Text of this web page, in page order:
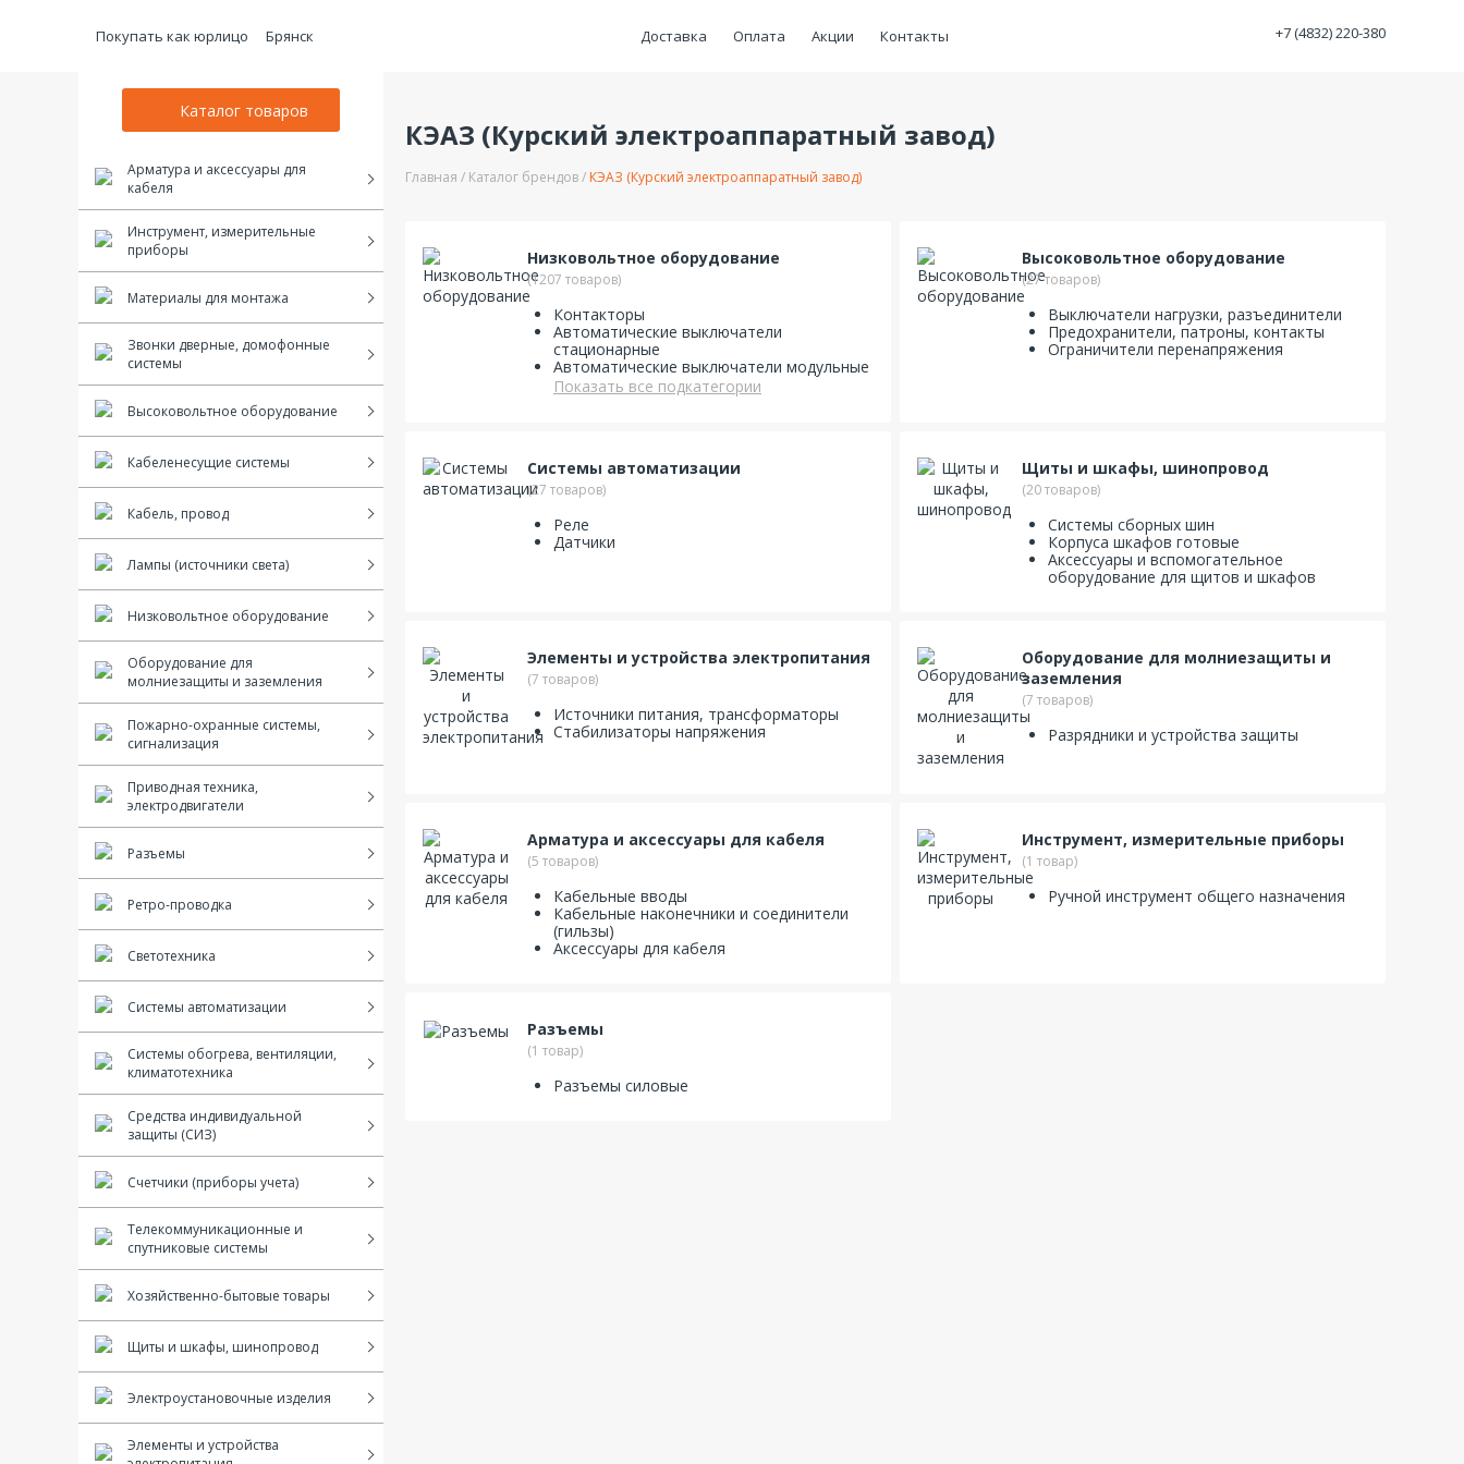
Покупать как юрлицо Брянск Доставка Оплата Акции Контакты +7 (4832) 220-380
Каталог товаров
Арматура и аксессуары для
кабеля
Инструмент, измерительные
приборы
Материалы для монтажа
Звонки дверные, домофонные
системы
Высоковольтное оборудование
Кабеленесущие системы
Кабель, провод
Лампы (источники света)
Низковольтное оборудование
Оборудование для
молниезащиты и заземления
Пожарно-охранные системы,
сигнализация
Приводная техника,
электродвигатели
Разъемы
Ретро-проводка
Светотехника
Системы автоматизации
Системы обогрева, вентиляции,
климатотехника
Средства индивидуальной
защиты (СИЗ)
Счетчики (приборы учета)
Телекоммуникационные и
спутниковые системы
Хозяйственно-бытовые товары
Щиты и шкафы, шинопровод
Электроустановочные изделия
Элементы и устройства
КЭАЗ (Курский электроаппаратный завод)
Главная Каталог брендов КЭАЗ (Курский электроаппаратный завод)
Низковольтное оборудование
(1207 товаров)
Контакторы
Автоматические выключатели
стационарные
Автоматические выключатели модульные
Показать все подкатегории
Высоковольтное оборудование
(27 товаров)
Выключатели нагрузки, разъединители
Предохранители, патроны, контакты
Ограничители перенапряжения
Системы автоматизации
(27 товаров)
Реле
Датчики
Щиты и шкафы, шинопровод
(20 товаров)
Системы сборных шин
Корпуса шкафов готовые
Аксессуары и вспомогательное
оборудование для щитов и шкафов
Элементы и устройства электропитания
(7 товаров)
Источники питания, трансформаторы
Стабилизаторы напряжения
Оборудование для молниезащиты и
заземления
(7 товаров)
Разрядники и устройства защиты
Арматура и аксессуары для кабеля
(5 товаров)
Кабельные вводы
Кабельные наконечники и соединители
(гильзы)
Аксессуары для кабеля
Инструмент, измерительные приборы
(1 товар)
Ручной инструмент общего назначения
Разъемы
(1 товар)
Разъемы силовые